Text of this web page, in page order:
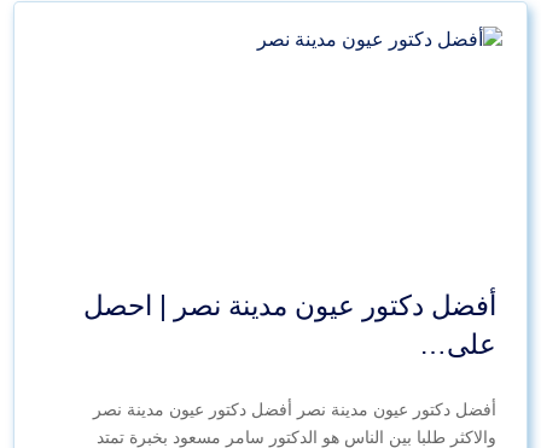
أفضل دكتور عيون مدينة نصر | احصل
على…
أفضل دكتور عيون مدينة نصر أفضل دكتور عيون مدينة نصر
والاكثر طلبا بين الناس هو الدكتور سامر مسعود بخبرة تمتد